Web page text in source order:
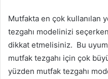
Mutfakta en çok kullanılan
tezgahı modelinizi
dikkat etmelisiniz. Bu
mutfak tezgahı için çok
yüzden mutfak tezgahı